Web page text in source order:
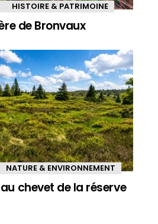
HISTOIRE & PATRIMOINE
de Bronvaux
NATURE & ENVIRONNEMENT
au chevet de la réserve